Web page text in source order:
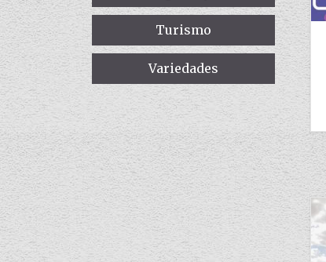
Turismo
Variedades